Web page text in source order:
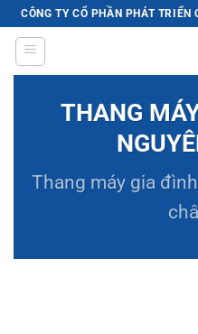
Skip
to
content
CÔNG TY CỔ PHẦN PHÁT
THANG
Thang máy gia đình